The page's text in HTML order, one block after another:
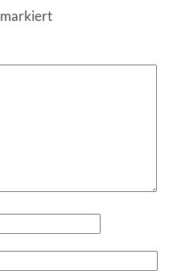
markiert